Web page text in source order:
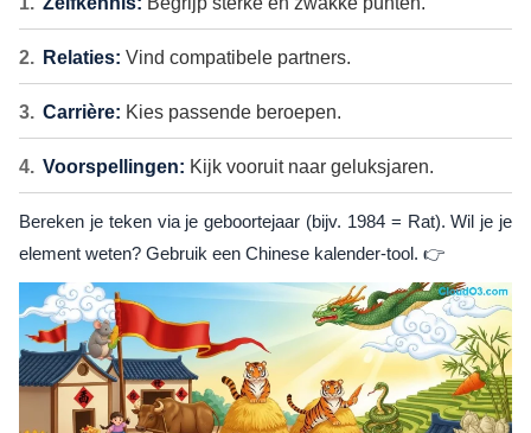
Relaties: Vind compatibele partners.
Carrière: Kies passende beroepen.
Voorspellingen: Kijk vooruit naar geluksjaren.
Bereken je teken via je geboortejaar (bijv. 1984 = Rat). Wil je je
element weten? Gebruik een Chinese kalender-tool. 👉